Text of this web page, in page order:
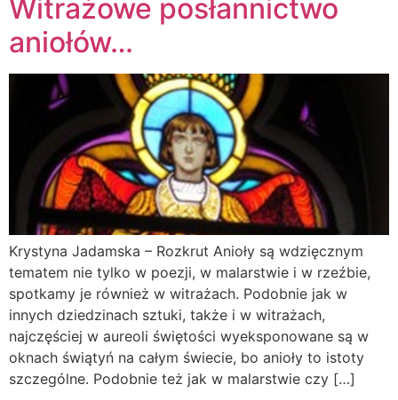
Witrażowe posłannictwo
aniołów…
Krystyna Jadamska – Rozkrut Anioły są wdzięcznym
tematem nie tylko w poezji, w malarstwie i w rzeźbie,
spotkamy je również w witrażach. Podobnie jak w
innych dziedzinach sztuki, także i w witrażach,
najczęściej w aureoli świętości wyeksponowane są w
oknach świątyń na całym świecie, bo anioły to istoty
szczególne. Podobnie też jak w malarstwie czy […]